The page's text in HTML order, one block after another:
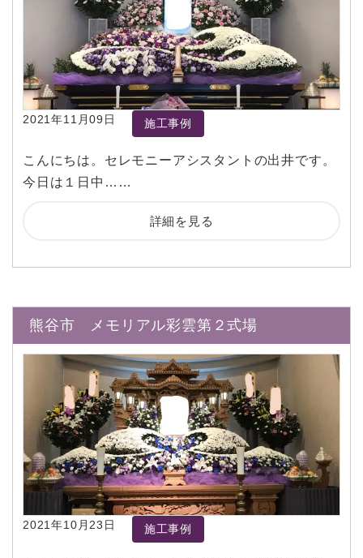
2021年11月09日 施工事例
こんにちは。セレモニーアシスタントの出井です。
今日は１日中……
詳細を見る
熊谷市 メモリアル彩雲第２式場
2021年10月23日 施工事例